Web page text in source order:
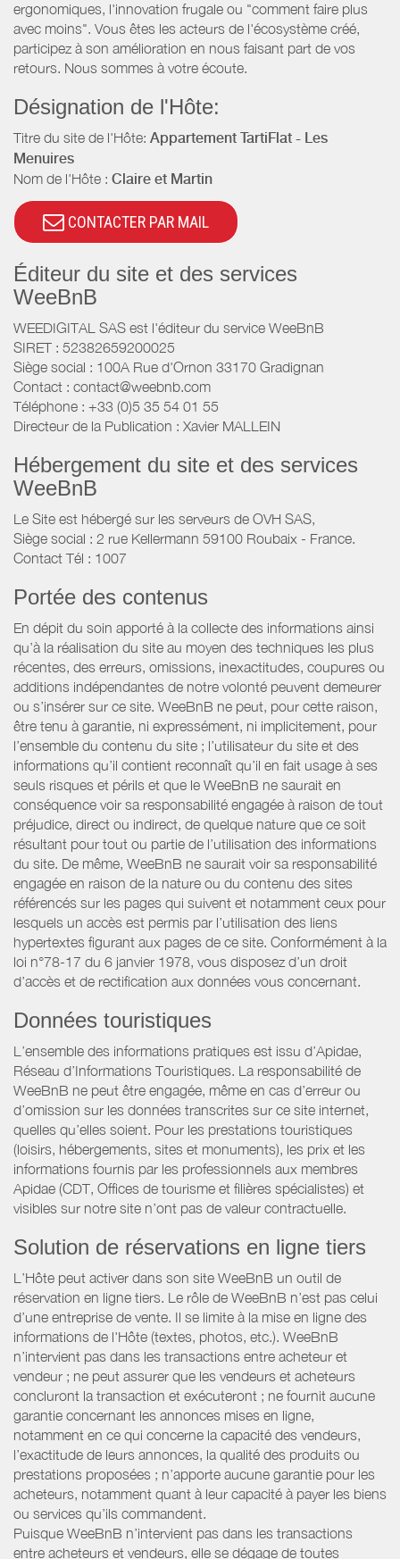
ergonomiques, l'innovation frugale ou "comment faire plus
avec moins". Vous êtes les acteurs de l'écosystème créé,
participez à son amélioration en nous faisant part de vos
retours. Nous sommes à votre écoute.
Désignation de l'Hôte:
Titre du site de l'Hôte: Appartement TartiFlat - Les
Menuires
Nom de l'Hôte : Claire et Martin
CONTACTER PAR MAIL
Éditeur du site et des services
WeeBnB
WEEDIGITAL SAS est l'éditeur du service WeeBnB
SIRET : 52382659200025
Siège social : 100A Rue d'Ornon 33170 Gradignan
Contact : contact@weebnb.com
Téléphone : +33 (0)5 35 54 01 55
Directeur de la Publication : Xavier MALLEIN
Hébergement du site et des services
WeeBnB
Le Site est hébergé sur les serveurs de OVH SAS,
Siège social : 2 rue Kellermann 59100 Roubaix - France.
Contact Tél : 1007
Portée des contenus
En dépit du soin apporté à la collecte des informations ainsi
qu’à la réalisation du site au moyen des techniques les plus
récentes, des erreurs, omissions, inexactitudes, coupures ou
additions indépendantes de notre volonté peuvent demeurer
ou s’insérer sur ce site. WeeBnB ne peut, pour cette raison,
être tenu à garantie, ni expressément, ni implicitement, pour
l’ensemble du contenu du site ; l’utilisateur du site et des
informations qu’il contient reconnaît qu’il en fait usage à ses
seuls risques et périls et que le WeeBnB ne saurait en
conséquence voir sa responsabilité engagée à raison de tout
préjudice, direct ou indirect, de quelque nature que ce soit
résultant pour tout ou partie de l’utilisation des informations
du site. De même, WeeBnB ne saurait voir sa responsabilité
engagée en raison de la nature ou du contenu des sites
référencés sur les pages qui suivent et notamment ceux pour
lesquels un accès est permis par l’utilisation des liens
hypertextes figurant aux pages de ce site. Conformément à la
loi n°78-17 du 6 janvier 1978, vous disposez d’un droit
d’accès et de rectification aux données vous concernant.
Données touristiques
L’ensemble des informations pratiques est issu d’Apidae,
Réseau d’Informations Touristiques. La responsabilité de
WeeBnB ne peut être engagée, même en cas d’erreur ou
d’omission sur les données transcrites sur ce site internet,
quelles qu’elles soient. Pour les prestations touristiques
(loisirs, hébergements, sites et monuments), les prix et les
informations fournis par les professionnels aux membres
Apidae (CDT, Offices de tourisme et filières spécialistes) et
visibles sur notre site n’ont pas de valeur contractuelle.
Solution de réservations en ligne tiers
L’Hôte peut activer dans son site WeeBnB un outil de
réservation en ligne tiers. Le rôle de WeeBnB n’est pas celui
d’une entreprise de vente. Il se limite à la mise en ligne des
informations de l'Hôte (textes, photos, etc.). WeeBnB
n’intervient pas dans les transactions entre acheteur et
vendeur ; ne peut assurer que les vendeurs et acheteurs
concluront la transaction et exécuteront ; ne fournit aucune
garantie concernant les annonces mises en ligne,
notamment en ce qui concerne la capacité des vendeurs,
l’exactitude de leurs annonces, la qualité des produits ou
prestations proposées ; n’apporte aucune garantie pour les
acheteurs, notamment quant à leur capacité à payer les biens
ou services qu’ils commandent.
Puisque WeeBnB n’intervient pas dans les transactions
entre acheteurs et vendeurs, elle se dégage de toutes